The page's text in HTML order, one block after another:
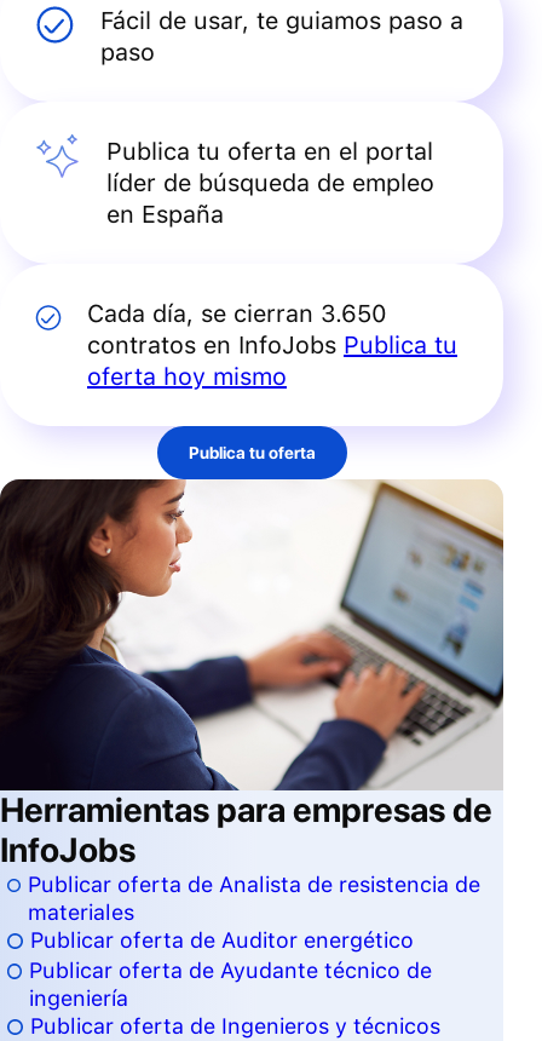
Fácil de usar, te guiamos paso a
paso
Publica tu oferta en el portal
líder de búsqueda de empleo
en España
Cada día, se cierran 3.650
contratos en InfoJobs Publica tu
oferta hoy mismo
Publica tu oferta
Herramientas para empresas de
InfoJobs
Publicar oferta de Analista de resistencia de
materiales
Publicar oferta de Auditor energético
Publicar oferta de Ayudante técnico de
ingeniería
Publicar oferta de Ingenieros y técnicos